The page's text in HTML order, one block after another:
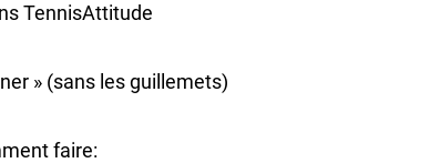
TennisAttitude
» (sans les guillemets)
faire: